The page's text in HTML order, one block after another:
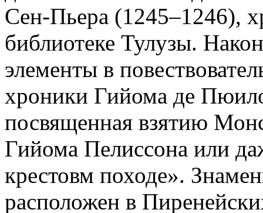
Сен-Пьера (1245–1246),
библиотеке Тулузы.
элементы в
хроники Гийома де
посвященная взятию
Гийома Пелиссона или
крестовм походе».
расположен в